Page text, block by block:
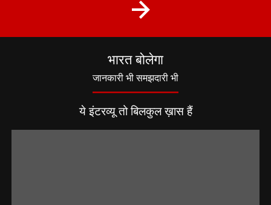
भारत बोलेगा
जानकारी भी समझदारी भी
ये इंटरव्यू तो बिलकुल ख़ास हैं